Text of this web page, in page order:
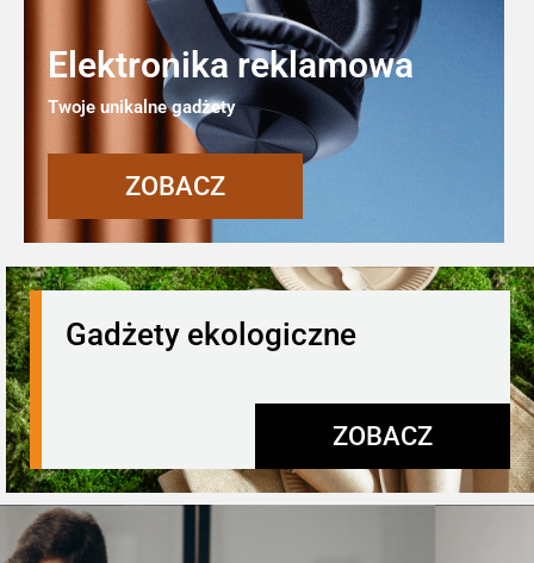
Elektronika reklamowa
Twoje unikalne gadżety
ZOBACZ
Gadżety ekologiczne
ZOBACZ